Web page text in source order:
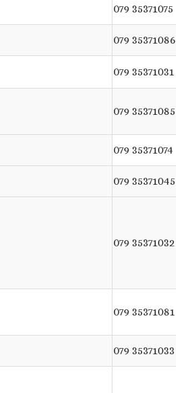
079 35371075
079 35371086
079 35371031
079 35371085
079 35371074
079 35371045
079 35371032
079 35371081
079 35371033